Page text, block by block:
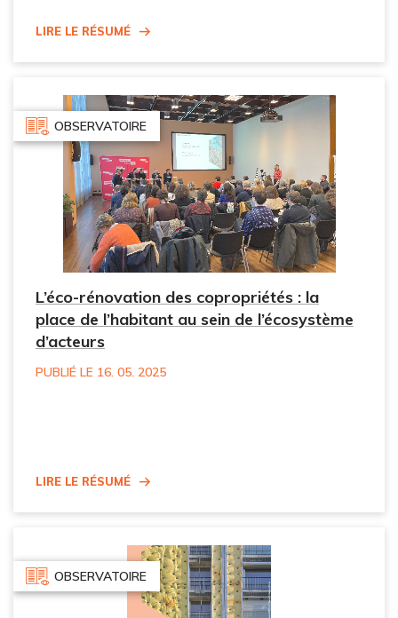
Lire le résumé
OBSERVATOIRE
L’éco-rénovation des copropriétés : la
place de l’habitant au sein de l’écosystème
d’acteurs
PUBLIÉ LE 16. 05. 2025
Lire le résumé
OBSERVATOIRE